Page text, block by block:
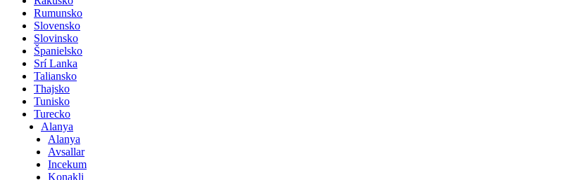
Rumunsko
Slovensko
Slovinsko
Španielsko
Srí Lanka
Taliansko
Thajsko
Tunisko
Turecko
Alanya
Alanya
Avsallar
Incekum
Konakli